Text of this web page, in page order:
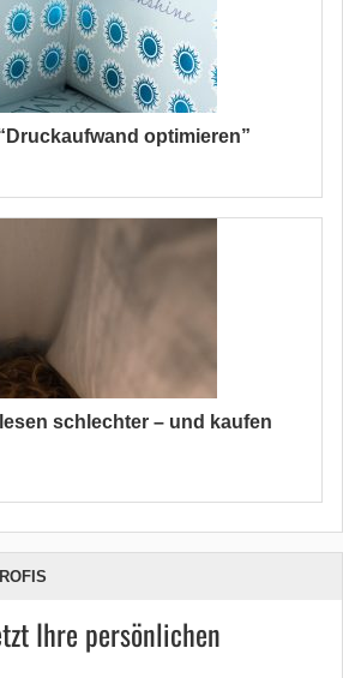
optimieren”
schlechter – und kaufen
Ihre persönlichen